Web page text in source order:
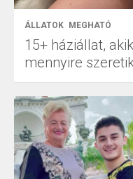
ÁLLATOK MEGHATÓ
15+ háziállat,
mennyire